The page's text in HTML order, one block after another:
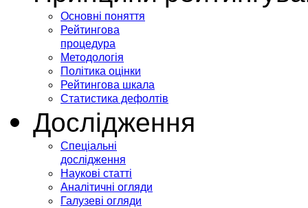
Основні поняття
Рейтингова
процедура
Методологія
Політика оцінки
Рейтингова шкала
Статистика дефолтів
Дослідження
Спеціальні
дослідження
Наукові статті
Аналітичні огляди
Галузеві огляди